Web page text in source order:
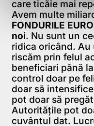
care ticăie mai
Avem multe
FONDURILE
noi. Nu sunt un
ridica oricând. Au
riscăm prin felul
beneficiari până
control doar pe
doar să
pot doar să
Autoritățile pot
cuvântul dat.